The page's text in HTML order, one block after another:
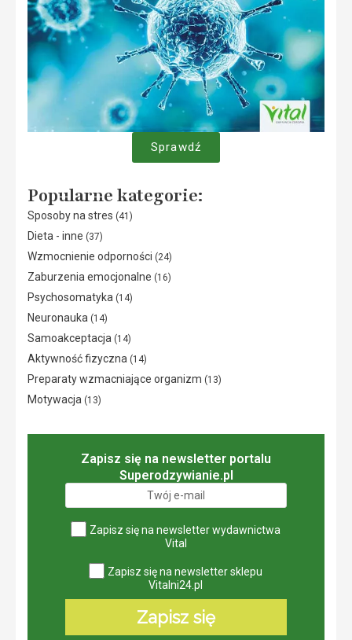
Sprawdź
Popularne kategorie:
Sposoby na stres (41)
Dieta - inne (37)
Wzmocnienie odporności (24)
Zaburzenia emocjonalne (16)
Psychosomatyka (14)
Neuronauka (14)
Samoakceptacja (14)
Aktywność fizyczna (14)
Preparaty wzmacniające organizm (13)
Motywacja (13)
Zapisz się na newsletter portalu
Superodzywianie.pl
Zapisz się na newsletter wydawnictwa
Vital
Zapisz się na newsletter sklepu
Vitalni24.pl
Zapisz się